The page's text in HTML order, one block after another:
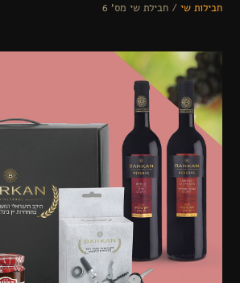
הינך נמצא כאן
חבילות שי / חבילת שי מס' 6